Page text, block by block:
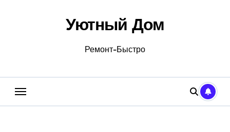
Уютный Дом
Ремонт-Быстро